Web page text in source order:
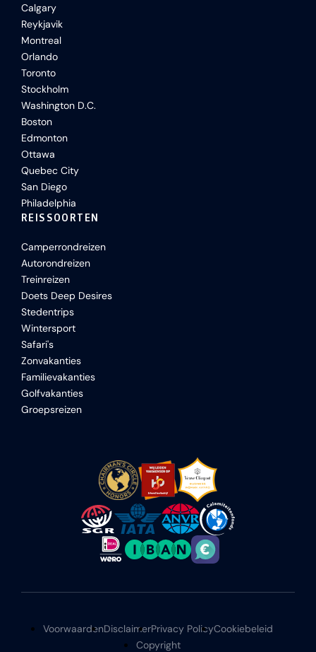
Calgary
Reykjavik
Montreal
Orlando
Toronto
Stockholm
Washington D.C.
Boston
Edmonton
Ottawa
Quebec City
San Diego
Philadelphia
REISSOORTEN
Camperrondreizen
Autorondreizen
Treinreizen
Doets Deep Desires
Stedentrips
Wintersport
Safari's
Zonvakanties
Familievakanties
Golfvakanties
Groepsreizen
VoorwaardenDisclaimerPrivacy PolicyCookiebeleid
Copyright